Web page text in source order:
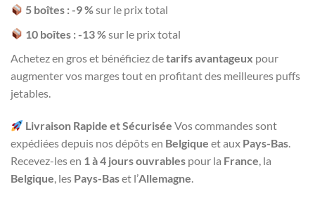
5 boîtes : -9 %sur le prix total
10 boîtes : -13 %sur le prix total
Achetez en gros et bénéficiez detarifs avantageux pour
augmenter vos marges tout en profitant des meilleures puffs
jetables.
Livraison Rapide et Sécurisée Vos commandes sont
expédiées depuis nos dépôts en Belgique et aux Pays-Bas.
Recevez-les en 1 à 4 jours ouvrables pour la France, la
Belgique, les Pays-Baset l’Allemagne.